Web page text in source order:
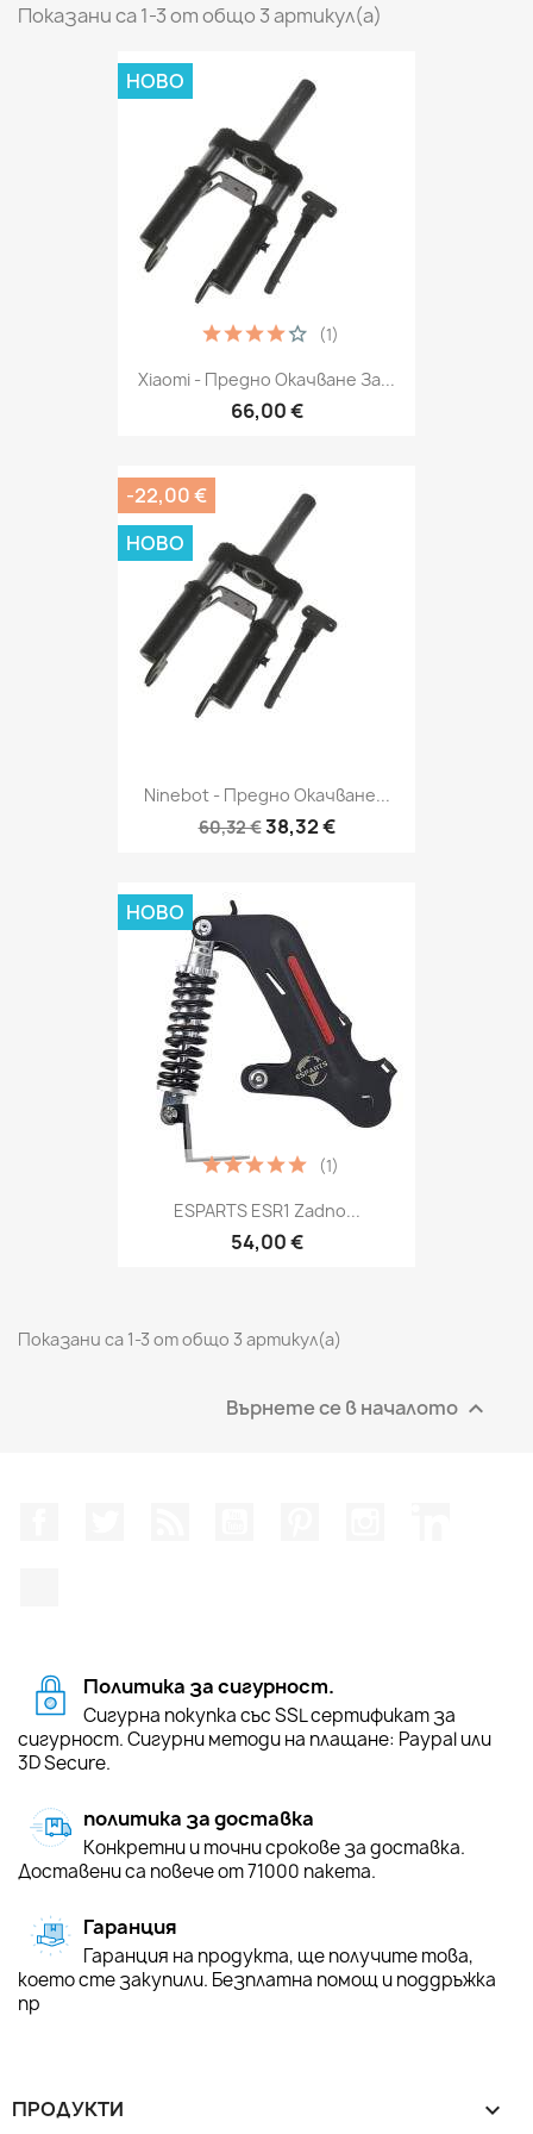
Показани са 1-3 от общо 3 артикул(а)
Xiaomi - Предно Окачване За...
66,00 €
(1)
НОВО
Ninebot - Предно Окачване...
60,32 €38,32 €
-22,00 €
НОВО
ESPARTS ESR1 Zadno...
54,00 €
(1)
НОВО
Показани са 1-3 от общо 3 артикул(а)
Върнете се в началото 
Политика за сигурност.
Сигурна покупка със SSL сертификат за
сигурност. Сигурни методи на плащане: Paypal или
3D Secure.
политика за доставка
Конкретни и точни срокове за доставка.
Доставени са повече от 71000 пакета.
Гаранция
Гаранция на продукта, ще получите това,
което сте закупили. Безплатна помощ и поддръжка
пр
ПРОДУКТИ 